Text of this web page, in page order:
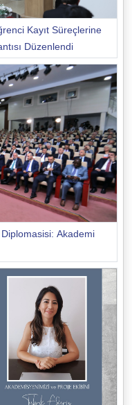
Kayıt Süreçlerine
Düzenlendi
Akademi